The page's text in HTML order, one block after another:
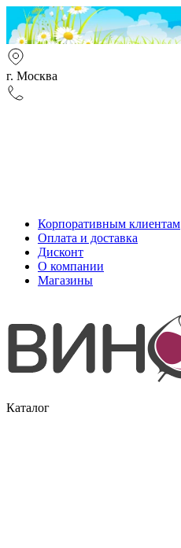
г. Москва
Корпоративным клиентам
Оплата и доставка
Дисконт
О компании
Магазины
Каталог